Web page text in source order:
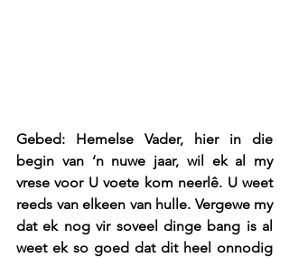
Gebed: Hemelse Vader, hier in die
begin van ‘n nuwe jaar, wil ek al my
vrese voor U voete kom neerlê. U weet
reeds van elkeen van hulle. Vergewe my
dat ek nog vir soveel dinge bang is al
weet ek so goed dat dit heel onnodig